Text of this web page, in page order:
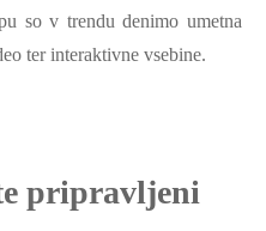
so v trendu denimo umetna
ter interaktivne vsebine.
pripravljeni